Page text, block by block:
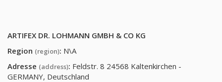
ARTIFEX DR. LOHMANN GMBH & CO KG
Region (region): N\A
Adresse (address): Feldstr. 8 24568 Kaltenkirchen -
GERMANY, Deutschland